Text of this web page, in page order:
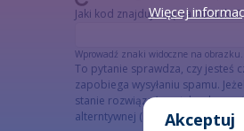
Jaki kod znajduje się na obrazku?
Wprowadź znaki widoczne na obrazku.
To pytanie sprawdza, czy jesteś
zapobiega wysyłaniu spamu.
stanie rozwiązać captchy
alterntywnej (link poniżej)
Więcej
Akceptuj